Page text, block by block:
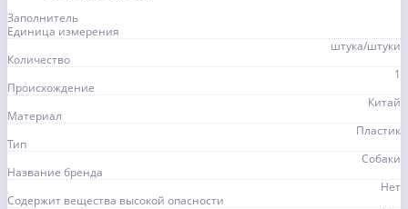
Заполнитель
Единица измерения
штука/штуки
Количество
1
Происхождение
Китай
Материал
Пластик
Тип
Собаки
Название бренда
Нет
Содержит вещества высокой опасности